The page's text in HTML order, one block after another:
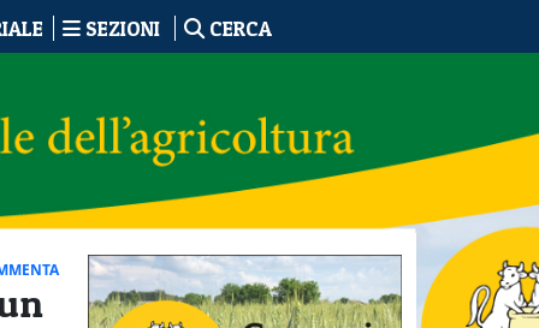
SEZIONI CERCA